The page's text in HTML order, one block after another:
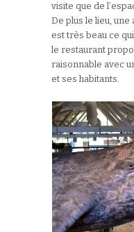
visite que de
De plus le lieu,
est très beau ce
le restaurant
raisonnable avec
et ses habitants.